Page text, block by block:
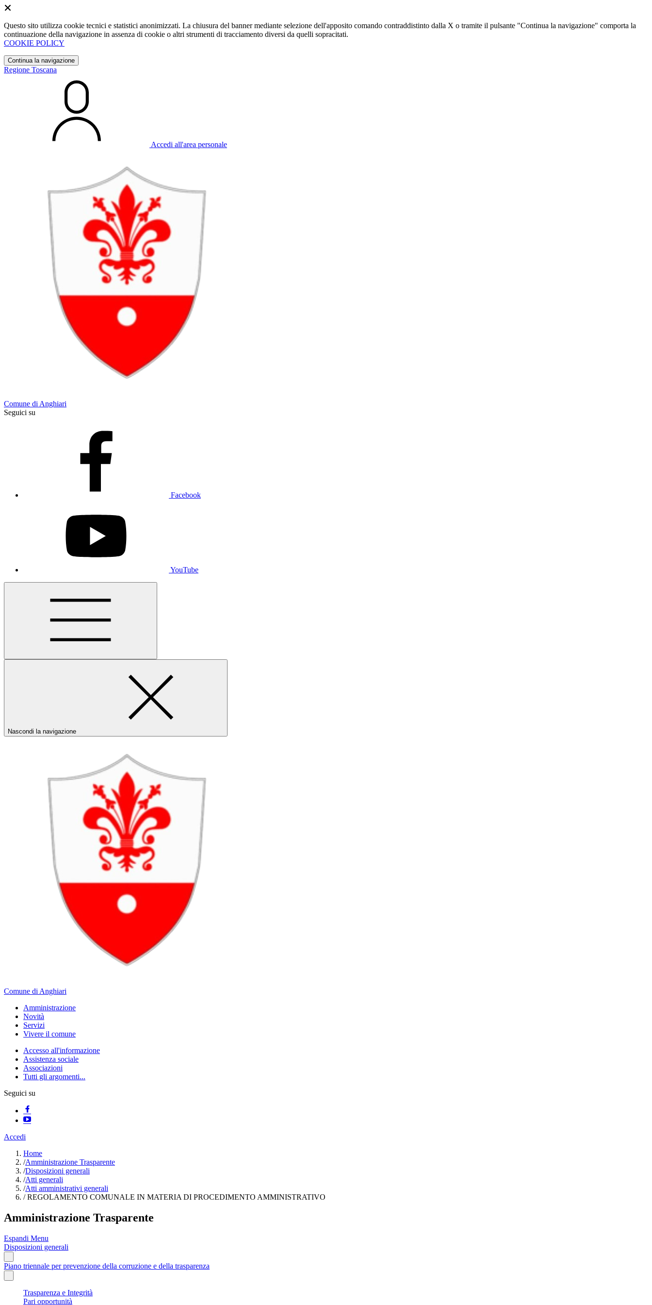
Questo sito utilizza cookie tecnici e statistici anonimizzati. La chiusura del banner mediante selezione dell'apposito comando contraddistinto dalla X o tramite il pulsante "Continua la navigazione" comporta la
continuazione della navigazione in assenza di cookie o altri strumenti di tracciamento diversi da quelli sopracitati.
COOKIE POLICY
Continua la navigazione
Regione Toscana
Accedi all'area personale
Comune di Anghiari
Seguici su
Facebook
YouTube
Nascondi la navigazione
Comune di Anghiari
Amministrazione
Novità
Servizi
Vivere il comune
Accesso all'informazione
Assistenza sociale
Associazioni
Tutti gli argomenti...
Seguici su
Accedi
Home
/Amministrazione Trasparente
/Disposizioni generali
/Atti generali
/Atti amministrativi generali
/REGOLAMENTO COMUNALE IN MATERIA DI PROCEDIMENTO AMMINISTRATIVO
Amministrazione Trasparente
Espandi Menu
Disposizioni generali
Piano triennale per prevenzione della corruzione e della trasparenza
Trasparenza e Integrità
Pari opportunità